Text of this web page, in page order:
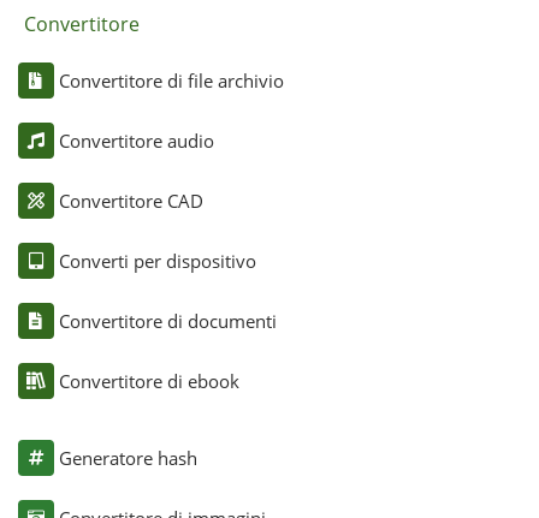
Convertitore
Convertitore di file archivio
Convertitore audio
Convertitore CAD
Converti per dispositivo
Convertitore di documenti
Convertitore di ebook
Generatore hash